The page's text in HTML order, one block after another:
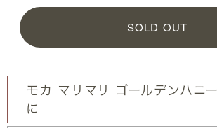
SOLD OUT
モカ マリマリ ゴールデンハニ
に